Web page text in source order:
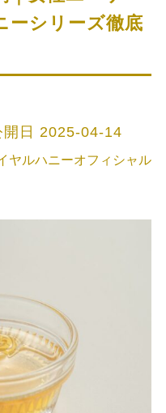
ーシリーズ徹底
日 2025-04-14
ヤルハニーオフィシャル